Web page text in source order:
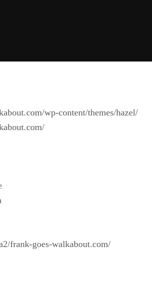
wp-content/themes/hazel/
frank-goes-walkabout.com/